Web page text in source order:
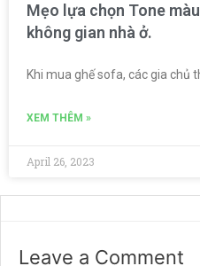
Mẹo lựa chọn Tone
không gian nhà ở.
Khi mua ghế sofa, các gia chủ
XEM THÊM »
April 26, 2023
Leave a Comment